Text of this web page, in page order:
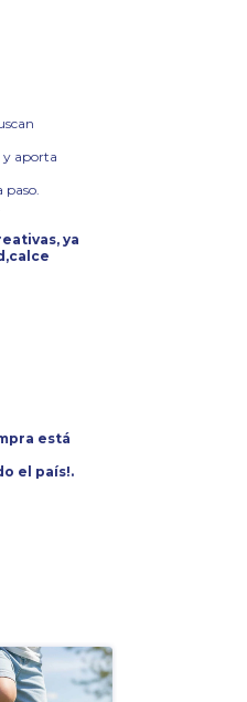
y aporta
paso.
ya
está
el país!.